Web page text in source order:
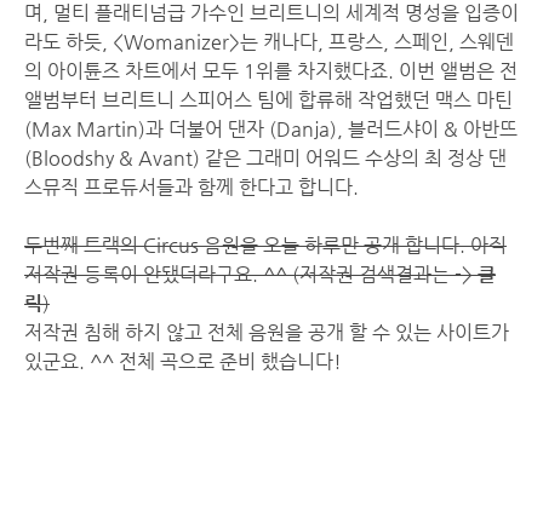
며, 멀티 플래티넘급 가수인 브리트니의 세계적 명성을 입증이
라도 하듯, <Womanizer>는 캐나다, 프랑스, 스페인, 스웨덴
의 아이튠즈 차트에서 모두 1위를 차지했다죠. 이번 앨범은 전
앨범부터 브리트니 스피어스 팀에 합류해 작업했던 맥스 마틴
(Max Martin)과 더불어 댄자 (Danja), 블러드샤이 & 아반뜨
(Bloodshy & Avant) 같은 그래미 어워드 수상의 최 정상 댄
스뮤직 프로듀서들과 함께 한다고 합니다.
두번째 트랙의 Circus 음원을 오늘 하루만 공개 합니다. 아직
저작권 등록이 안됐더라구요. ^^ (저작권 검색결과는 ->클
릭)
저작권 침해 하지 않고 전체 음원을 공개 할 수 있는 사이트가
있군요. ^^ 전체 곡으로 준비 했습니다!